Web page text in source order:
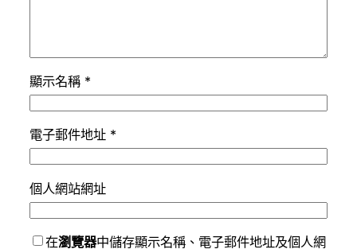
顯示名稱 *
電子郵件地址 *
個人網站網址
在瀏覽器中儲存顯示名稱、電子郵件地址及個人網